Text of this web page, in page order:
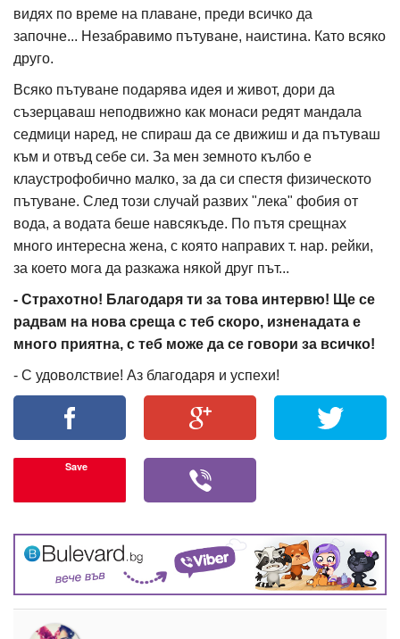
видях по време на плаване, преди всичко да
започне... Незабравимо пътуване, наистина. Като всяко
друго.
Всяко пътуване подарява идея и живот, дори да
съзерцаваш неподвижно как монаси редят мандала
седмици наред, не спираш да се движиш и да пътуваш
към и отвъд себе си. За мен земното кълбо е
клаустрофобично малко, за да си спестя физическото
пътуване. След този случай развих "лека" фобия от
вода, а водата беше навсякъде. По пътя срещнах
много интересна жена, с която направих т. нар. рейки,
за което мога да разкажа някой друг път...
- Страхотно! Благодаря ти за това интервю! Ще се
радвам на нова среща с теб скоро, изненадата е
много приятна, с теб може да се говори за всичко!
- С удоволствие! Аз благодаря и успехи!
Save